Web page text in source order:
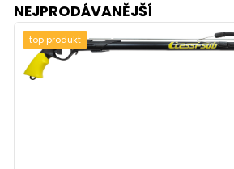
NEJPRODÁVANĚJŠÍ
top produkt